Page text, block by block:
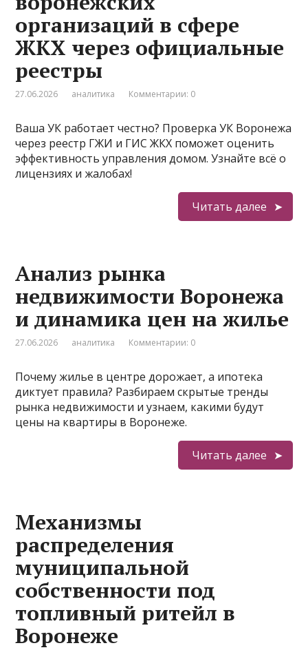
организаций в сфере
ЖКХ через официальные
реестры
27.06.2026 аналитика Комментарии: 0
Ваша УК работает честно? Проверка УК Воронежа
через реестр ГЖИ и ГИС ЖКХ поможет оценить
эффективность управления домом. Узнайте всё о
лицензиях и жалобах!
Читать далее
Анализ рынка
недвижимости Воронежа
и динамика цен на жилье
27.06.2026 аналитика Комментарии: 0
Почему жилье в центре дорожает, а ипотека
диктует правила? Разбираем скрытые тренды
рынка недвижимости и узнаем, какими будут
цены на квартиры в Воронеже.
Читать далее
Механизмы
распределения
муниципальной
собственности под
топливный ритейл в
Воронеже